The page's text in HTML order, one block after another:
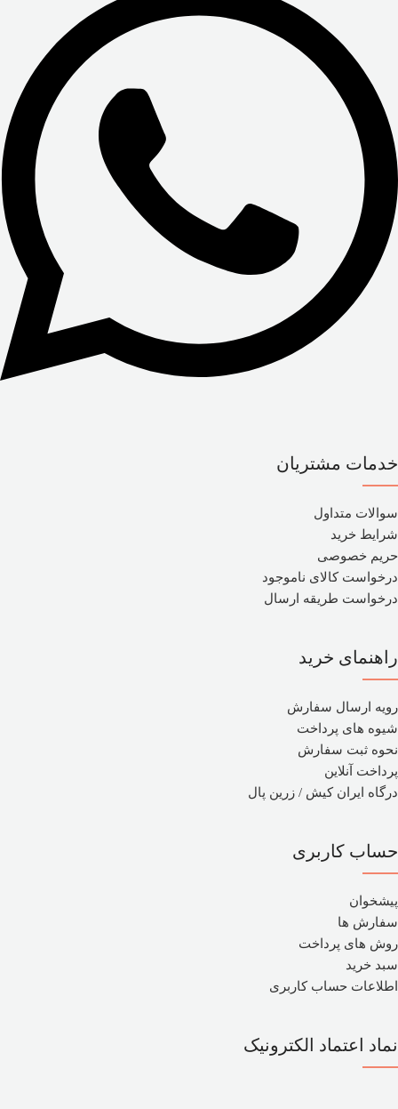
خدمات مشتریان
سوالات متداول
شرایط خرید
حریم خصوصی
درخواست کالای ناموجود
درخواست طریقه ارسال
راهنمای خرید
رویه ارسال سفارش
شیوه های پرداخت
نحوه ثبت سفارش
پرداخت آنلاین
درگاه ایران کیش / زرین پال
حساب کاربری
پیشخوان
سفارش ها
روش های پرداخت
سبد خرید
اطلاعات حساب کاربری
نماد اعتماد الکترونیک